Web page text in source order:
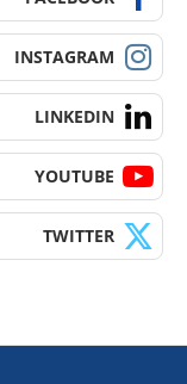
INSTAGRAM
LINKEDIN
YOUTUBE
TWITTER